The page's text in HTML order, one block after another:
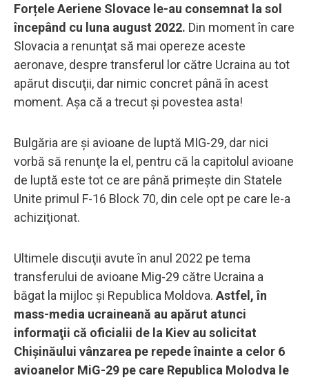
Forțele Aeriene Slovace le-au consemnat la sol
începând cu luna august 2022. Din moment în care
Slovacia a renunţat să mai opereze aceste
aeronave, despre transferul lor către Ucraina au tot
apărut discuţii, dar nimic concret până în acest
moment. Aşa că a trecut şi povestea asta!
Bulgăria are și avioane de luptă MIG-29, dar nici
vorbă să renunţe la el, pentru că la capitolul avioane
de luptă este tot ce are până primeşte din Statele
Unite primul F-16 Block 70, din cele opt pe care le-a
achiziţionat.
Ultimele discuţii avute în anul 2022 pe tema
transferului de avioane Mig-29 către Ucraina a
băgat la mijloc şi Republica Moldova. Astfel, în
mass-media ucraineană au apărut atunci
informaţii că oficialii de la Kiev au solicitat
Chișinăului vânzarea pe repede înainte a celor 6
avioanelor MiG-29 pe care Republica Molodva le